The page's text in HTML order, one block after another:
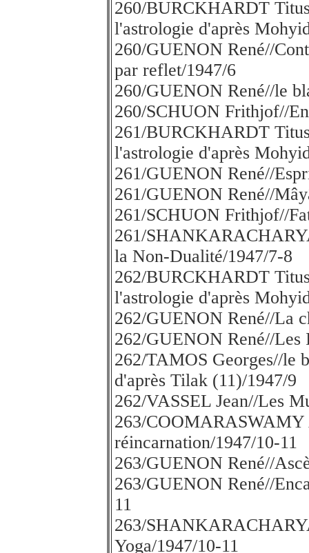
260/BURCKHARDT
l'astrologie d'après
260/GUENON René//
par reflet/1947/6
260/GUENON René//le
260/SCHUON Frithjof//
261/BURCKHARDT
l'astrologie d'après
261/GUENON René//
261/GUENON René//
261/SCHUON Frithjof//
261/
la Non-Dualité/1947/7-8
262/BURCKHARDT
l'astrologie d'après
262/GUENON René//La
262/GUENON René//Les
262/TAMOS Georges//le
d'après Tilak (11)/1947/9
262/VASSEL Jean//Les
263/
réincarnation/1947/10-11
263/GUENON René//
263/GUENON René//
11
263/
Yoga/1947/10-11